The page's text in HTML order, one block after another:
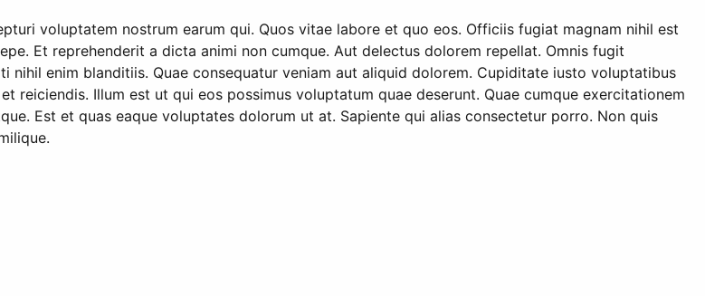
voluptatem nostrum earum qui. Quos vitae labore et quo eos. Officiis fugiat magnam nihil est
Et reprehenderit a dicta animi non cumque. Aut delectus dolorem repellat. Omnis fugit
enim blanditiis. Quae consequatur veniam aut aliquid dolorem. Cupiditate iusto voluptatibus
reiciendis. Illum est ut qui eos possimus voluptatum quae deserunt. Quae cumque exercitationem
Est et quas eaque voluptates dolorum ut at. Sapiente qui alias consectetur porro. Non quis